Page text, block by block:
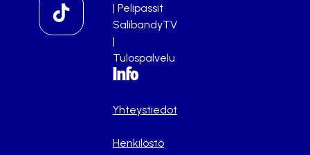
| Pelipassit
SalibandyTV
|
Tulospalvelu
Info
Yhteystiedot
Henkilöstö